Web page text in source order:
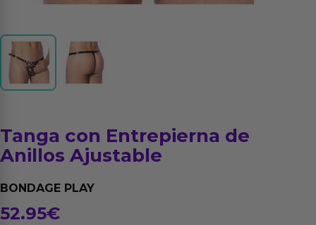
Tanga con Entrepierna de
Anillos Ajustable
BONDAGE PLAY
52.95€